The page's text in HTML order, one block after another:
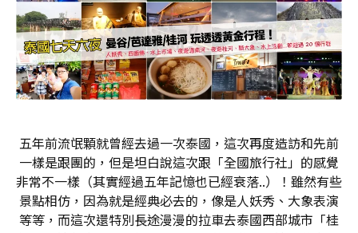
五年前流氓顆就曾經去過一次泰國，這次再度造訪和先前
一樣是跟團的，但是坦白說這次跟「全國旅行社」的感覺
非常不一樣（其實經過五年記憶也已經衰落..）！雖然有些
景點相仿，因為就是經典必去的，像是人妖秀、大象表演
等等，而這次還特別長途漫漫的拉車去泰國西部城市「桂